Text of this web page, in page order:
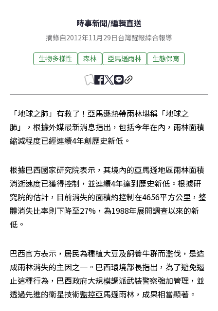
時事新聞/編輯直送
摘錄自2012年11月29日台灣醒報綜合報導
生物多樣性 森林 亞馬遜雨林 生態保育
「地球之肺」有救了！亞馬遜熱帶雨林堪稱「地球之
肺」，根據外媒最新消息指出，包括今年在內，雨林面積
縮減程度已經連續4年創歷史新低。
根據巴西國家研究院表示，其境內的亞馬遜地區雨林面積
消逝速度已獲得控制，並連續4年達到歷史新低。根據研
究院的估計，目前消失的面積約控制在4656平方公里，整
體消失比率則下降至27%，為1988年展開調查以來的新
低。
巴西官方表示，居民為種植大豆及飼養牛群而濫伐，是造
成雨林消失的主因之一。巴西環境部長指出，為了避免遏
止這種行為，巴西政府大規模調派武裝警察強加管理，並
透過先進的衛星技術監控亞馬遜雨林，成果相當顯著。